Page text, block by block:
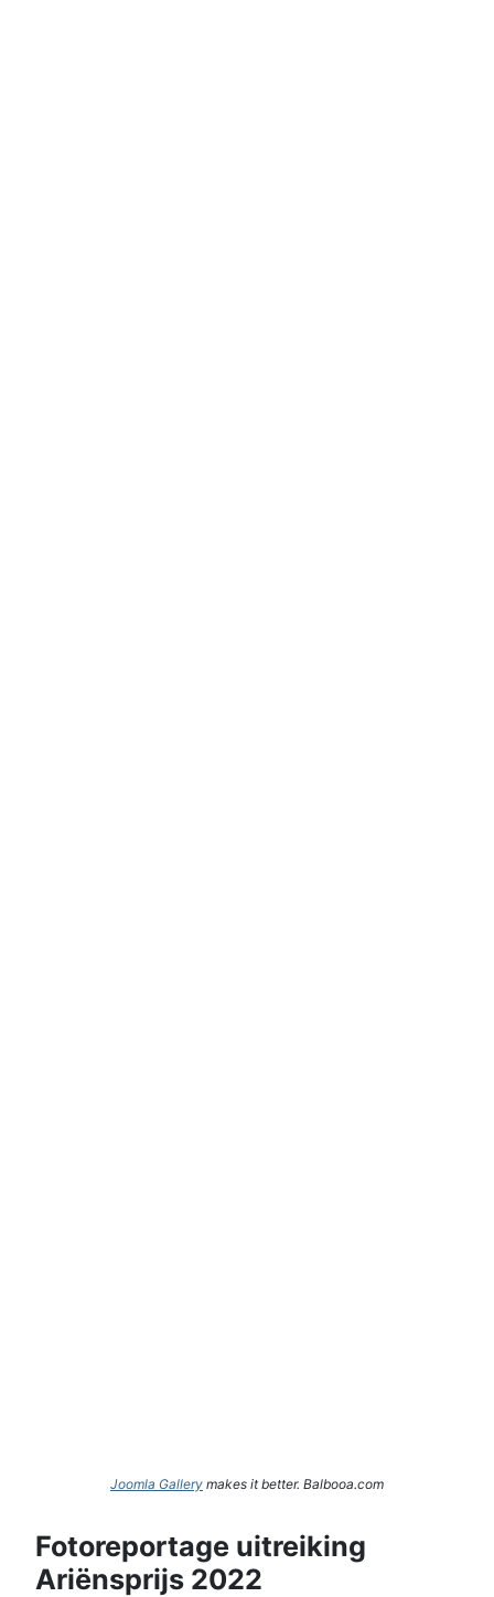
Joomla Gallery makes it better. Balbooa.com
Fotoreportage uitreiking
Ariënsprijs 2022